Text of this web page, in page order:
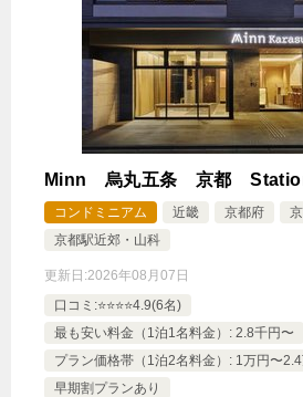
【期間限定プラン】朝食付き■ゆっ
る！品数豊富な人気の朝食ビュッフ
ツイン 🍴朝食 IN15:00- OUT-
ックス）
1泊大
Minn 烏丸五条 京都
コンドミニアム 近畿 京都府
京都駅近郊・山科
更新日:2026年08月07日
口コミ:⭐️⭐️⭐️⭐️4.9(6名)
最も安い料金（1泊1名料金）: 2.8千円〜
プラン価格帯（1泊2名料金）: 1万円〜
早期割プランあり